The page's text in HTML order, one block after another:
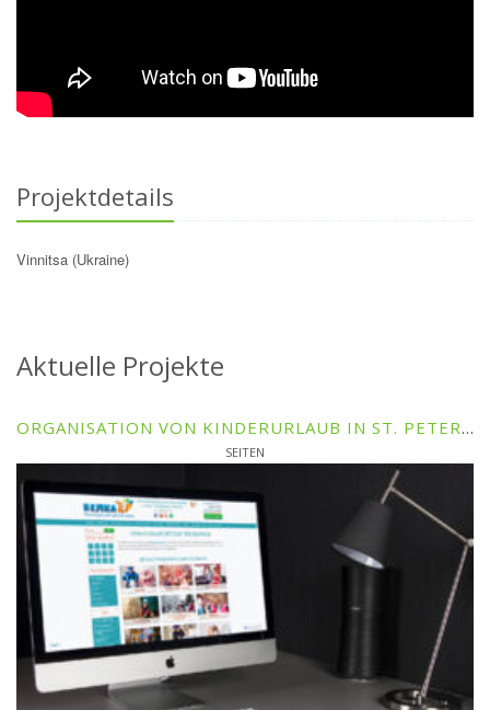
Projektdetails
Vinnitsa (Ukraine)
Aktuelle Projekte
ORGANISATION VON KINDERURLAUB IN ST. PETERSBURG UND DER REGION
SEITEN